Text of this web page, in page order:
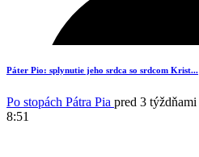
12
Páter Pio: splynutie jeho srdca so srdcom Krist...
Po stopách Pátra Pia pred 3 týždňami
8:51